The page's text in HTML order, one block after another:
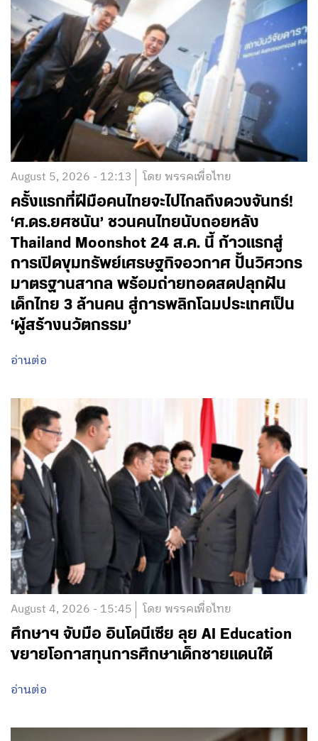
August 5, 2026 - 12:13 โดย พรรคเพื่อไทย
ครั้งแรกที่ฝีมือคนไทยจะไปไกลถึงดวงจันทร์!
‘ศ.ดร.ยศชนัน’ ชวนคนไทยนับถอยหลัง
Thailand Moonshot 24 ส.ค. นี้ ก้าวแรกสู่
การเปิดขุมทรัพย์เศรษฐกิจอวกาศ ปั้นวิศวกร
มาตรฐานสากล พร้อมถ่ายทอดสดปลุกฝัน
เด็กไทย 3 ล้านคน สู่การพลิกโฉมประเทศเป็น
‘ผู้สร้างนวัตกรรม’
อ่านต่อ
August 4, 2026 - 15:45 โดย พรรคเพื่อไทย
ศึกษาฯ จับมือ อินโดนีเซีย ลุย AI Education
ขยายโอกาสทุนการศึกษาเด็กชายแดนใต้
อ่านต่อ